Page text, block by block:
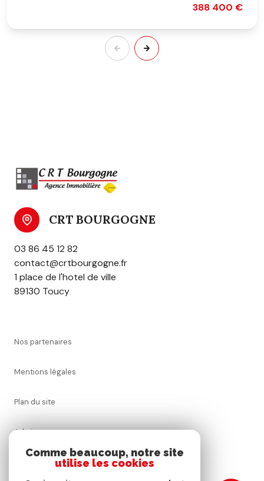
388 400 €
CRT BOURGOGNE
03 86 45 12 82
contact@crtbourgogne.fr
1 place de l'hotel de ville
89130 Toucy
nos partenaires
mentions légales
plan du site
admin
nos honoraires
Comme beaucoup, notre site
utilise les cookies